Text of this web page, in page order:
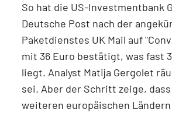
So hat die US-Investmentbank
Deutsche Post nach der
Paketdienstes UK Mail auf
mit 36 Euro bestätigt, was fast
liegt. Analyst Matija Gergolet
sei. Aber der Schritt zeige,
weiteren europäischen